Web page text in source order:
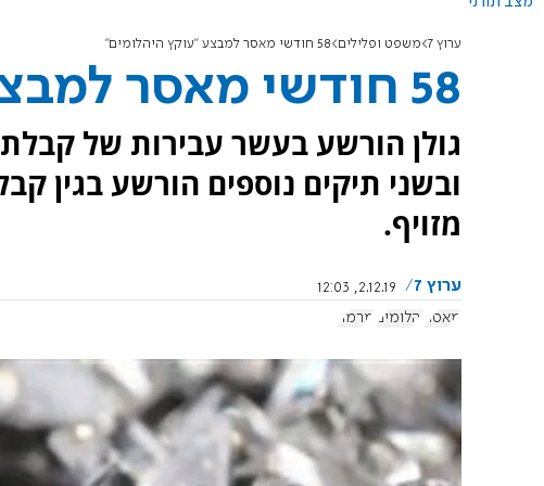
ערוץ 7 משפט ופלילים 58 חודשי מאסר למבצע "עוקץ היהלומים"
58 חודשי מאסר למבצע "עוקץ היהלומים"
גולן הורשע בעשר עבירות של
ובשני תיקים נוספים הורשע בגין
מזויף.
ערוץ 7
2.12.19, 12:03
מאסר
יהלומים מרמה